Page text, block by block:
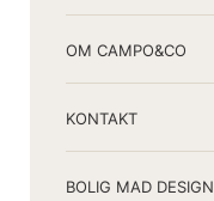
OM CAMPO&CO
KONTAKT
BOLIG MAD DESIGN